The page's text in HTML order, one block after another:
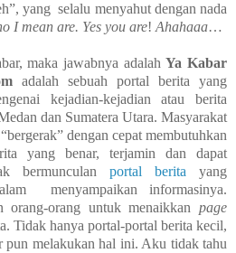
yang selalu menyahut dengan nada
I mean are. Yes you are! Ahahaaa…
maka jawabnya adalahYa Kabar
adalah sebuah portal berita yang
kejadian-kejadian atau berita
dan Sumatera Utara. Masyarakat
dengan cepat membutuhkan
yang benar, terjamin dan dapat
bermunculan portal berita yang
menyampaikan informasinya.
orang untuk menaikkan page
Tidak hanya portal-portal berita kecil,
pun melakukan hal ini. Aku tidak tahu